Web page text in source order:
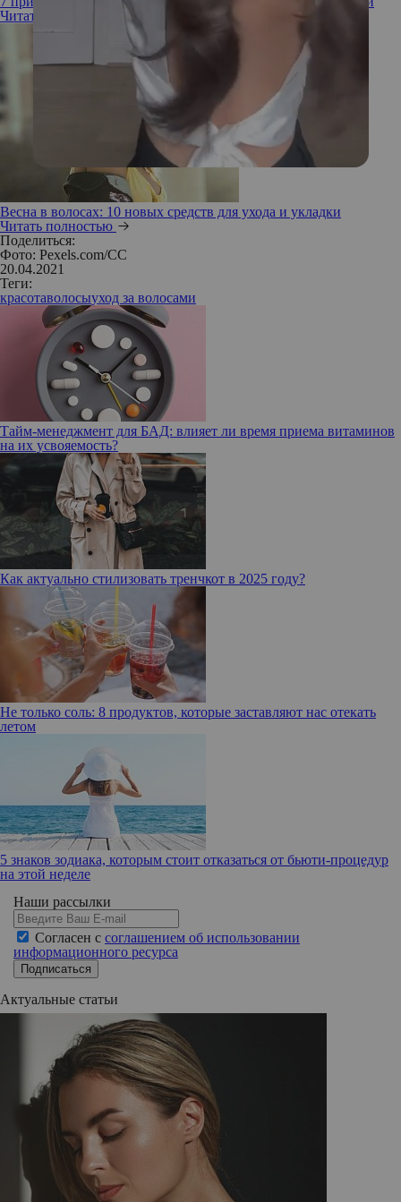
Читать полностью
Весна в волосах: 10 новых средств для ухода и укладки
Читать полностью
Поделиться:
Фото: Pexels.com/CC
20.04.2021
Теги:
красотаволосыуход за волосами
Тайм-менеджмент для БАД: влияет ли время приема витаминов
на их усвояемость?
Как актуально стилизовать тренчкот в 2025 году?
Не только соль: 8 продуктов, которые заставляют нас отекать
летом
5 знаков зодиака, которым стоит отказаться от бьюти-процедур
на этой неделе
Наши рассылки
Согласен с соглашением об использовании
информационного ресурса
Подписаться
Актуальные статьи